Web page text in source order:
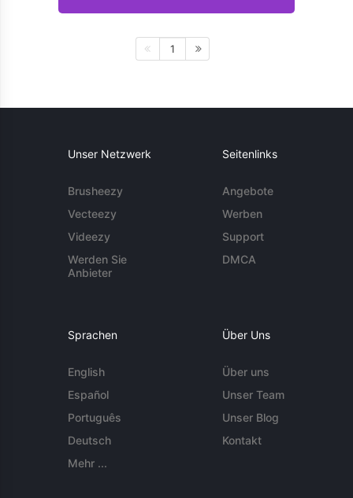
1
Unser Netzwerk
Brusheezy
Vecteezy
Videezy
Werden Sie
Anbieter
Seitenlinks
Angebote
Werben
Support
DMCA
Sprachen
English
Español
Português
Deutsch
Mehr ...
Über Uns
Über uns
Unser Team
Unser Blog
Kontakt